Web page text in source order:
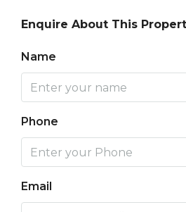
Enquire About This
Name
Phone
Email